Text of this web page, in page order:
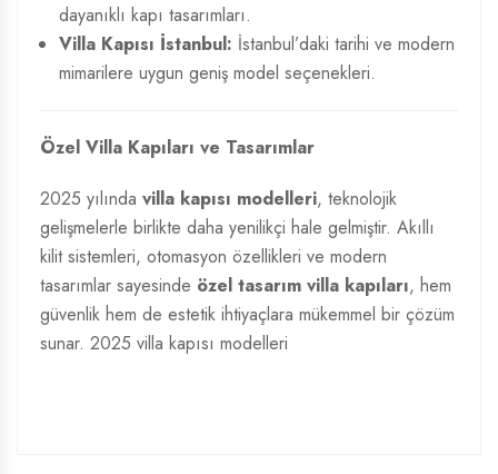
dayanıklı kapı tasarımları.
Villa Kapısı İstanbul: İstanbul’daki tarihi ve modern
mimarilere uygun geniş model seçenekleri.
Özel Villa Kapıları ve Tasarımlar
2025 yılında villa kapısı modelleri, teknolojik
gelişmelerle birlikte daha yenilikçi hale gelmiştir. Akıllı
kilit sistemleri, otomasyon özellikleri ve modern
tasarımlar sayesinde özel tasarım villa kapıları, hem
güvenlik hem de estetik ihtiyaçlara mükemmel bir çözüm
sunar. 2025 villa kapısı modelleri